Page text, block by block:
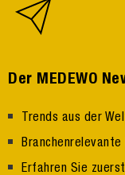
Der MEDEWO
Trends aus der
Erfahren Sie